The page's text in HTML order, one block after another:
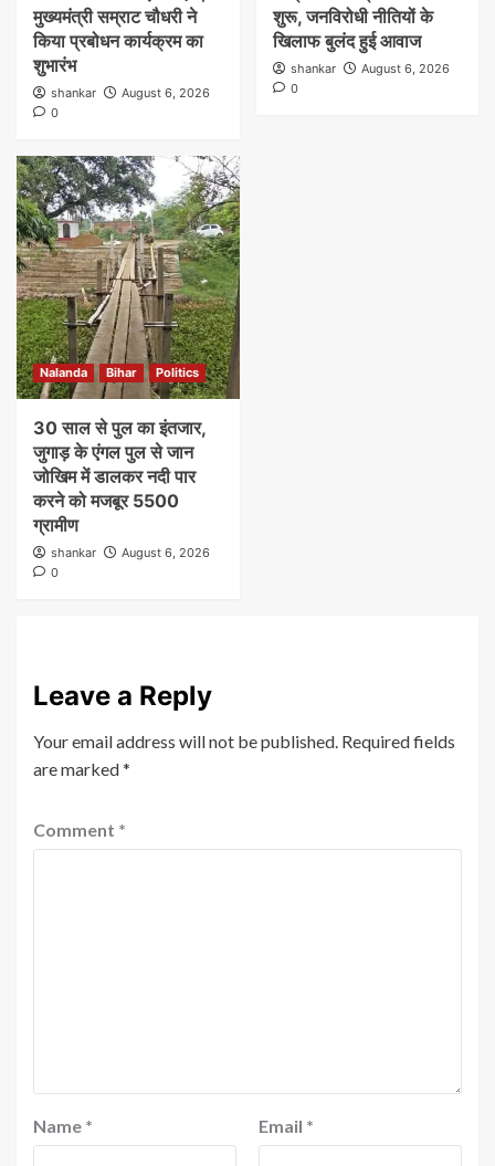
मुख्यमंत्री सम्राट चौधरी ने
किया प्रबोधन कार्यक्रम का
शुभारंभ
shankar
August 6, 2026
0
शुरू, जनविरोधी नीतियों के
खिलाफ बुलंद हुई आवाज
shankar
August 6, 2026
0
Nalanda Bihar Politics
30 साल से पुल का इंतजार,
जुगाड़ के एंगल पुल से जान
जोखिम में डालकर नदी पार
करने को मजबूर 5500
ग्रामीण
shankar
August 6, 2026
0
Leave a Reply
Your email address will not be published. Required fields
are marked*
Comment *
Name * Email *